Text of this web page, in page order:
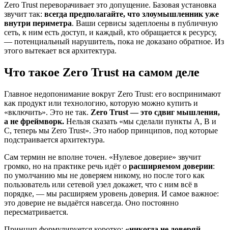
Zero Trust переворачивает это допущение. Базовая установка
звучит так: всегда предполагайте, что злоумышленник уже
внутри периметра. Ваши сервисы задеплоены в публичную
сеть, к ним есть доступ, и каждый, кто обращается к ресурсу,
— потенциальный нарушитель, пока не доказано обратное. Из
этого вытекает вся архитектура.
Что такое Zero Trust на самом деле
Главное недопонимание вокруг Zero Trust: его воспринимают
как продукт или технологию, которую можно купить и
«включить». Это не так. Zero Trust — это сдвиг мышления,
а не фреймворк. Нельзя сказать «мы сделали пункты A, B и
C, теперь мы Zero Trust». Это набор принципов, под которые
подстраивается архитектура.
Сам термин не вполне точен. «Нулевое доверие» звучит
громко, но на практике речь идёт о расширяемом доверии:
по умолчанию мы не доверяем никому, но после того как
пользователь или сетевой узел докажет, что с ним всё в
порядке, — мы расширяем уровень доверия. И самое важное:
это доверие не выдаётся навсегда. Оно постоянно
пересматривается.